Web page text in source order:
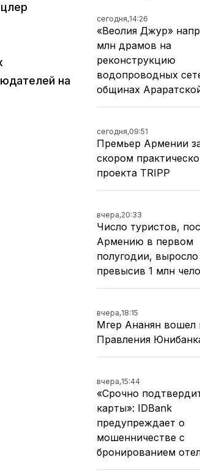
на
сегодня,14:26
«Веолия Джур»
млн драмов на
реконструкцию
водопроводных
общинах
сегодня,09:51
Премьер Армении
скором
проекта TRIPP
вчера,20:33
Число туристов,
Армению в первом
полугодии, выросло
превысив 1 млн
вчера,18:15
Мгер Ананян вошел
Правления
вчера,15:44
«Срочно
карты»: IDBank
предупреждает о
мошенничестве с
бронированием